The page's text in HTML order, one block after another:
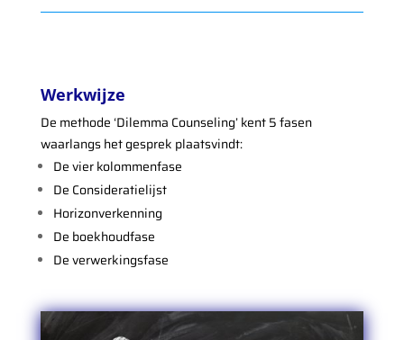
Werkwijze
De methode ‘Dilemma Counseling’ kent 5 fasen
waarlangs het gesprek plaatsvindt:
De vier kolommenfase
De Consideratielijst
Horizonverkenning
De boekhoudfase
De verwerkingsfase